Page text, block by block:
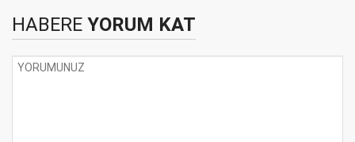
HABERE YORUM KAT